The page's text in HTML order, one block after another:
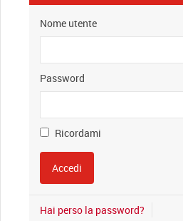
Nome utente
Password
Ricordami
Hai perso la password?